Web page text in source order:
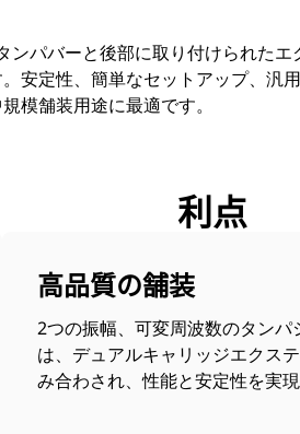
ンパバーと後部に取り付けられた
安定性、簡単なセットアップ、汎
模舗装用途に最適です。
利点
高品質の舗装
2つの振幅、可変周波数のタンパ
は、デュアルキャリッジエクス
み合わされ、性能と安定性を実現